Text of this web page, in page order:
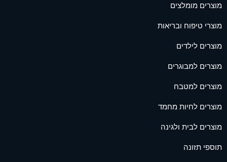
מוצרים מומלצים
מוצרי טיפוח ובריאות
מוצרים לילדים
מוצרים למבוגרים
מוצרים למטבח
מוצרים לחיות מחמד
מוצרים לבית ולגינה
תוספי תזונה